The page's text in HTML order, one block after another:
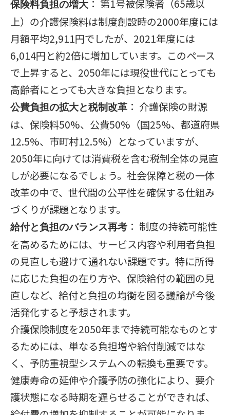
保険料負担の増大 ： 第1号被保険者（65歳以
上）の介護保険料は制度創設時の2000年度には
月額平均2,911円でしたが、2021年度には
6,014円と約2倍に増加しています。このペース
で上昇すると、2050年には現役世代にとっても
高齢者にとっても大きな負担となります。
公費負担の拡大と税制改革 ： 介護保険の財源
は、保険料50%、公費50%（国25%、都道府県
12.5%、市町村12.5%）となっていますが、
2050年に向けては消費税を含む税制全体の見直
しが必要になるでしょう。社会保障と税の一体
改革の中で、世代間の公平性を確保する仕組み
づくりが課題となります。
給付と負担のバランス再考 ： 制度の持続可能性
を高めるためには、サービス内容や利用者負担
の見直しも避けて通れない課題です。特に所得
に応じた負担の在り方や、保険給付の範囲の見
直しなど、給付と負担の均衡を図る議論が今後
活発化すると予想されます。
介護保険制度を2050年まで持続可能なものとす
るためには、単なる負担増や給付削減ではな
く、予防重視型システムへの転換も重要です。
健康寿命の延伸や介護予防の強化により、要介
護状態になる時期を遅らせることができれば、